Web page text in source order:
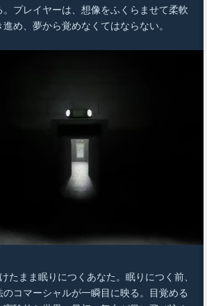
プレイヤーは、想像をふくらませて柔軟
め、夢から覚めなくてはならない。
たまま眠りにつくあなた。眠りにつく前、
コマーシャルが一瞬目に映る。目覚める